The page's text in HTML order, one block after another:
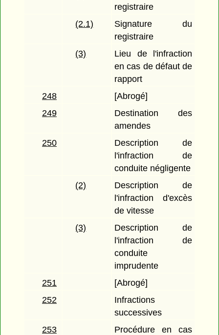
registraire
(2.1)
Signature du
registraire
(3)
Lieu de l'infraction
en cas de défaut de
rapport
248
[Abrogé]
249
Destination des
amendes
250
Description de
l'infraction de
conduite négligente
(2)
Description de
l'infraction d'excès
de vitesse
(3)
Description de
l'infraction de
conduite
imprudente
251
[Abrogé]
252
Infractions
successives
253
Procédure en cas